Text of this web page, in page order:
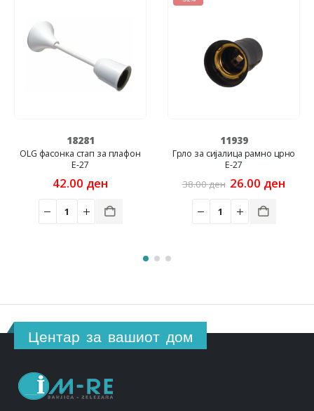
за плафон
Грло за сијалица рамно црно
38.00 Original
38.00 ден.
денCurrent
price
is:
26.00 ден.
Лопов
Центар за вашиот дом